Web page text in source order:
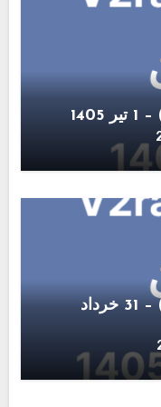
فیلتر شکن رایگان (وی تو ری) – 31 خرداد